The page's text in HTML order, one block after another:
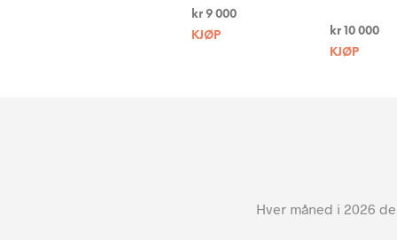
kr9 000
KJØP
kr10 000
KJØP
Hver måned i 2026